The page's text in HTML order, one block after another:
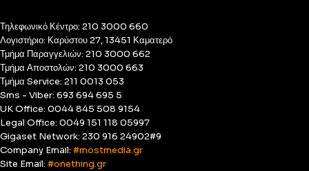
Τηλεφωνικό Κέντρο: 210 3000 660
Λογιστήριο: Καρύστου 27, 13451 Καματερό
Τμήμα Παραγγελιών: 210 3000 662
Τμήμα Αποστολών: 210 3000 663
Τμήμα Service: 211 0013 053
Sms - Viber: 693 694 695 5
UK Office: 0044 845 508 9154
Legal Office: 0049 151 118 05997
Gigaset Network: 230 916 24902#9
Company Email: #mostmedia.gr
Site Email: #onething.gr